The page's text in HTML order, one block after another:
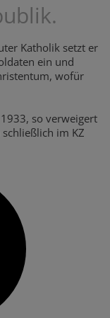
Katholik setzt er
ein und
wofür
so verweigert
im KZ